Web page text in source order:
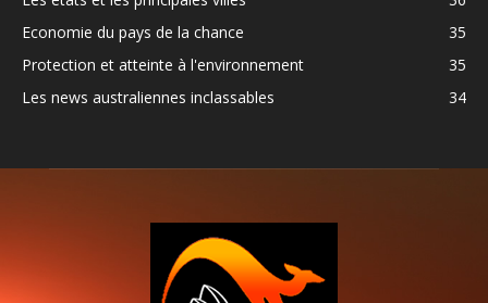
Economie du pays de la chance
35
Protection et atteinte à l'environnement
35
Les news australiennes inclassables
34